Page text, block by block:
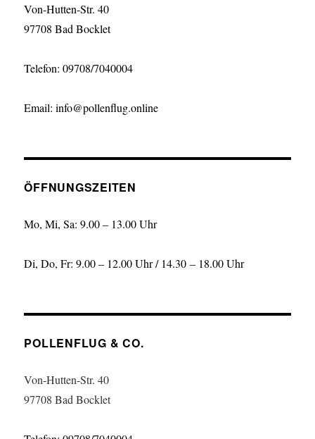
Von-Hutten-Str. 40
97708 Bad Bocklet
Telefon: 09708/7040004
Email: info@pollenflug.online
ÖFFNUNGSZEITEN
Mo, Mi, Sa: 9.00 – 13.00 Uhr
Di, Do, Fr: 9.00 – 12.00 Uhr / 14.30 – 18.00 Uhr
POLLENFLUG & CO.
Von-Hutten-Str. 40
97708 Bad Bocklet